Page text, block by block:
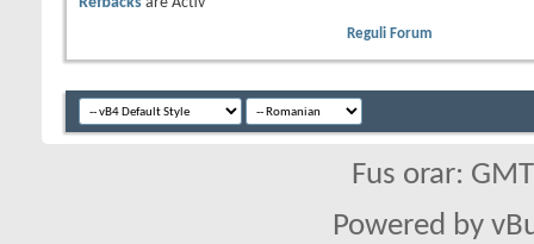
Reguli Forum
Fus orar:
Powered by